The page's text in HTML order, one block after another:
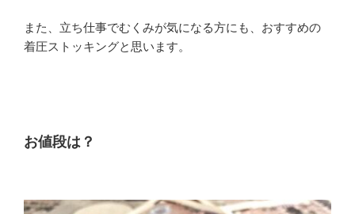
また、立ち仕事でむくみが気になる方にも、おすすめの
着圧ストッキングと思います。
お値段は？